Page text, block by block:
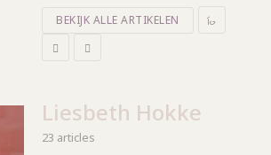
BEKIJK ALLE ARTIKELEN
Liesbeth Hokke
23 articles